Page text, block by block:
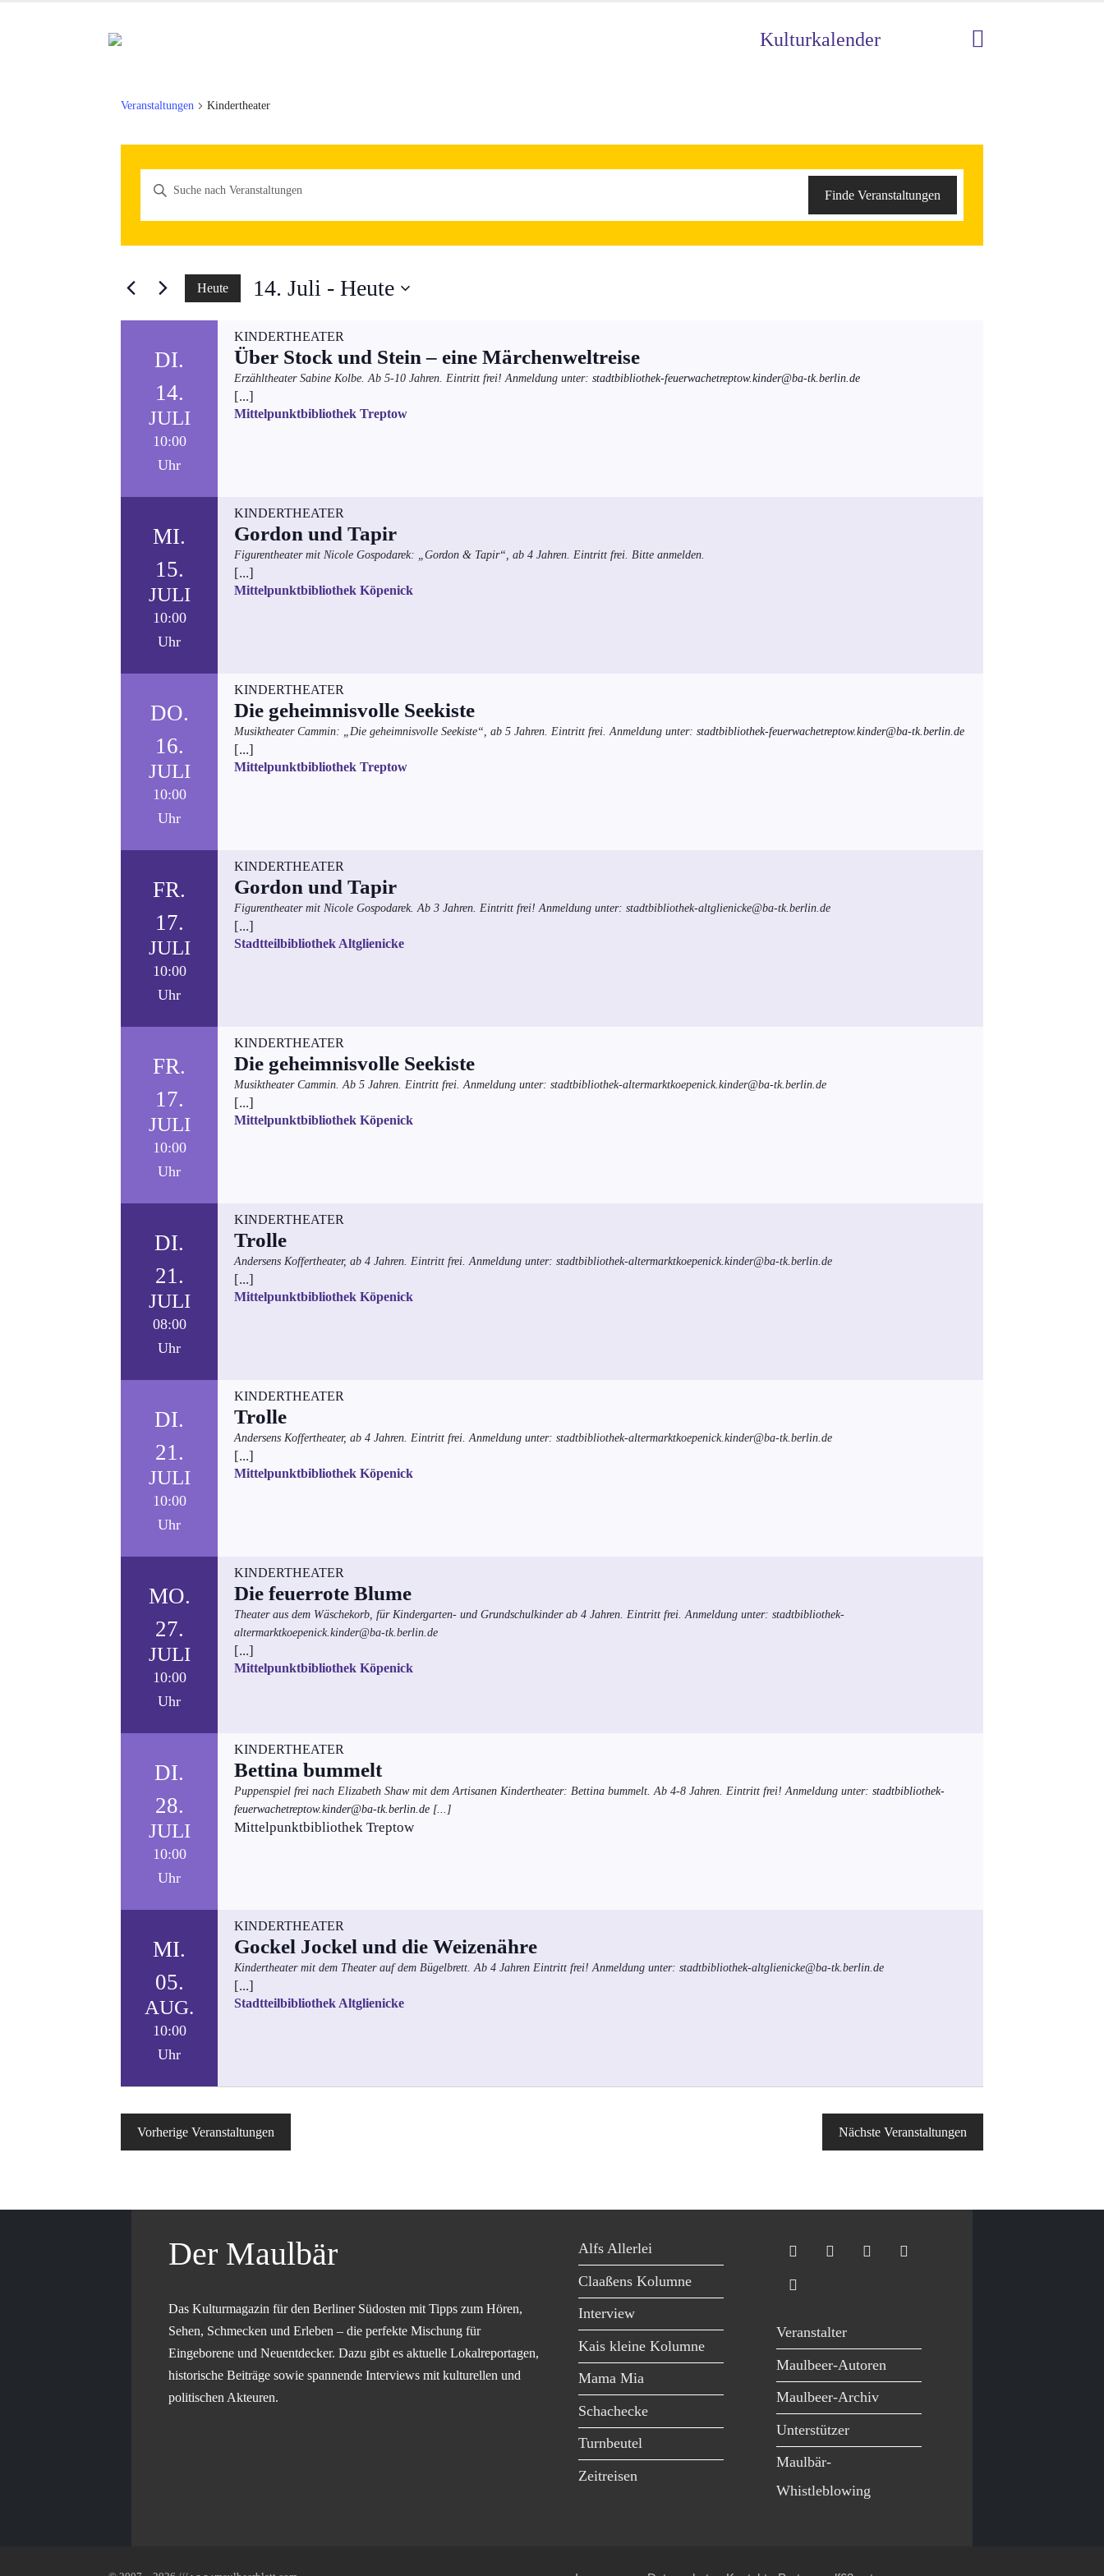
Kulturkalender
Veranstaltungen Kindertheater
Veranstaltungen
Suche
und
Ansichten,
Navigation
Bitte
nach
Veranstaltungen
Finde Veranstaltungen
Ansichten-
Navigation
Heute 14. Juli - Heute
wählen.
DI.
14.
JULI
10:00
Uhr
KINDERTHEATER
Über Stock und Stein – eine Märchenweltreise
Erzähltheater Sabine Kolbe. Ab 5-10 Jahren. Eintritt frei! Anmeldung unter: stadtbibliothek-feuerwachetreptow.kinder@ba-tk.berlin.de
[...]
Mittelpunktbibliothek Treptow
MI.
15.
JULI
10:00
Uhr
KINDERTHEATER
Gordon und Tapir
Figurentheater mit Nicole Gospodarek: „Gordon & Tapir“, ab 4 Jahren. Eintritt frei. Bitte anmelden.
[...]
Mittelpunktbibliothek Köpenick
DO.
16.
JULI
10:00
Uhr
KINDERTHEATER
Die geheimnisvolle Seekiste
Musiktheater Cammin: „Die geheimnisvolle Seekiste“, ab 5 Jahren. Eintritt frei. Anmeldung unter: stadtbibliothek-feuerwachetreptow.kinder@ba-tk.berlin.de
[...]
Mittelpunktbibliothek Treptow
FR.
17.
JULI
10:00
Uhr
KINDERTHEATER
Gordon und Tapir
Figurentheater mit Nicole Gospodarek. Ab 3 Jahren. Eintritt frei! Anmeldung unter: stadtbibliothek-altglienicke@ba-tk.berlin.de
[...]
Stadtteilbibliothek Altglienicke
FR.
17.
JULI
10:00
Uhr
KINDERTHEATER
Die geheimnisvolle Seekiste
Musiktheater Cammin. Ab 5 Jahren. Eintritt frei. Anmeldung unter: stadtbibliothek-altermarktkoepenick.kinder@ba-tk.berlin.de
[...]
Mittelpunktbibliothek Köpenick
DI.
21.
JULI
08:00
Uhr
KINDERTHEATER
Trolle
Andersens Koffertheater, ab 4 Jahren. Eintritt frei. Anmeldung unter: stadtbibliothek-altermarktkoepenick.kinder@ba-tk.berlin.de
[...]
Mittelpunktbibliothek Köpenick
DI.
21.
JULI
10:00
Uhr
KINDERTHEATER
Trolle
Andersens Koffertheater, ab 4 Jahren. Eintritt frei. Anmeldung unter: stadtbibliothek-altermarktkoepenick.kinder@ba-tk.berlin.de
[...]
Mittelpunktbibliothek Köpenick
MO.
27.
JULI
10:00
Uhr
KINDERTHEATER
Die feuerrote Blume
Theater aus dem Wäschekorb, für Kindergarten- und Grundschulkinder ab 4 Jahren. Eintritt frei. Anmeldung unter: stadtbibliothek-
altermarktkoepenick.kinder@ba-tk.berlin.de
[...]
Mittelpunktbibliothek Köpenick
DI.
28.
JULI
10:00
Uhr
KINDERTHEATER
Bettina bummelt
Puppenspiel frei nach Elizabeth Shaw mit dem Artisanen Kindertheater: Bettina bummelt. Ab 4-8 Jahren. Eintritt frei! Anmeldung unter: stadtbibliothek-
feuerwachetreptow.kinder@ba-tk.berlin.de [...]
Mittelpunktbibliothek Treptow
MI.
05.
AUG.
10:00
Uhr
KINDERTHEATER
Gockel Jockel und die Weizenähre
Kindertheater mit dem Theater auf dem Bügelbrett. Ab 4 Jahren Eintritt frei! Anmeldung unter: stadtbibliothek-altglienicke@ba-tk.berlin.de
[...]
Stadtteilbibliothek Altglienicke
Vorherige Veranstaltungen Nächste Veranstaltungen
Der Maulbär
Das Kulturmagazin für den Berliner Südosten mit Tipps zum Hören,
Sehen, Schmecken und Erleben – die perfekte Mischung für
Eingeborene und Neuentdecker. Dazu gibt es aktuelle Lokalreportagen,
historische Beiträge sowie spannende Interviews mit kulturellen und
politischen Akteuren.
Alfs Allerlei
Claaßens Kolumne
Interview
Kais kleine Kolumne
Mama Mia
Schachecke
Turnbeutel
Zeitreisen
Veranstalter
Maulbeer-Autoren
Maulbeer-Archiv
Unterstützer
Maulbär-
Whistleblowing